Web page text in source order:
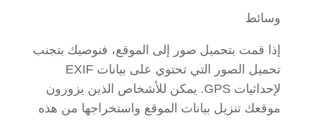
وسائط
إذا قمت بتحميل صور إلى الموقع، فنوصيك بتجنب
تحميل الصور التي تحتوي على بيانات EXIF
لإحداثيات GPS. يمكن للأشخاص الذين يزورون
موقعك تنزيل بيانات الموقع واستخراجها من هذه